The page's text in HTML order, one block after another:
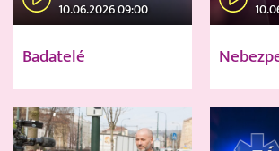
10.06.2026 09:00
Badatelé